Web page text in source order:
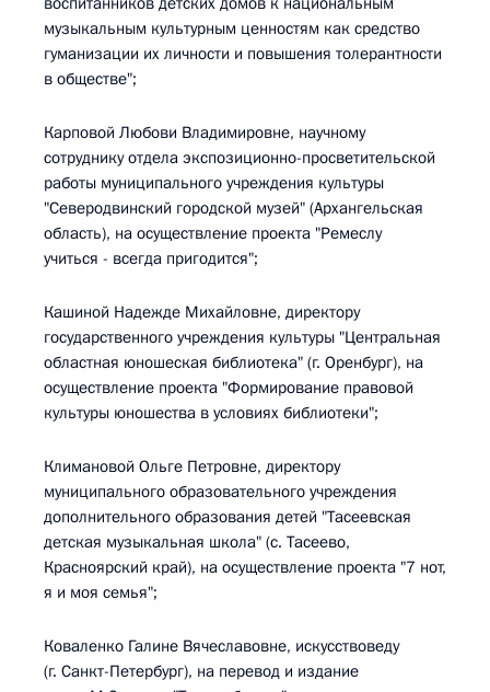
музыкальным культурным ценностям как средство
гуманизации их личности и повышения толерантности
в обществе";
Карповой Любови Владимировне, научному
сотруднику отдела экспозиционно-просветительской
работы муниципального учреждения культуры
"Северодвинский городской музей" (Архангельская
область), на осуществление проекта "Ремеслу
учиться - всегда пригодится";
Кашиной Надежде Михайловне, директору
государственного учреждения культуры "Центральная
областная юношеская библиотека" (г. Оренбург), на
осуществление проекта "Формирование правовой
культуры юношества в условиях библиотеки";
Климановой Ольге Петровне, директору
муниципального образовательного учреждения
дополнительного образования детей "Тасеевская
детская музыкальная школа" (с. Тасеево,
Красноярский край), на осуществление проекта "7 нот,
я и моя семья";
Коваленко Галине Вячеславовне, искусствоведу
(г. Санкт-Петербург), на перевод и издание